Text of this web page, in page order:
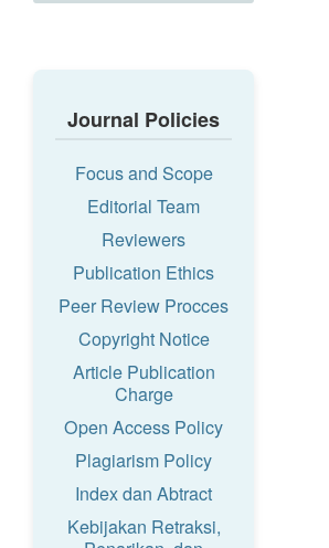
Journal Policies
Focus and Scope
Editorial Team
Reviewers
Publication Ethics
Peer Review Procces
Copyright Notice
Article Publication
Charge
Open Access Policy
Plagiarism Policy
Index dan Abtract
Kebijakan Retraksi,